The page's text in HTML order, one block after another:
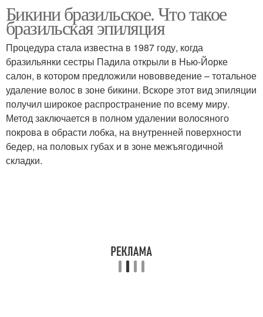
Бикини бразильское. Что такое
бразильская эпиляция
Процедура стала известна в 1987 году, когда
бразильянки сестры Падила открыли в Нью-Йорке
салон, в котором предложили нововведение – тотальное
удаление волос в зоне бикини. Вскоре этот вид эпиляции
получил широкое распространение по всему миру.
Метод заключается в полном удалении волосяного
покрова в обрасти лобка, на внутренней поверхности
бедер, на половых губах и в зоне межъягодичной
складки.